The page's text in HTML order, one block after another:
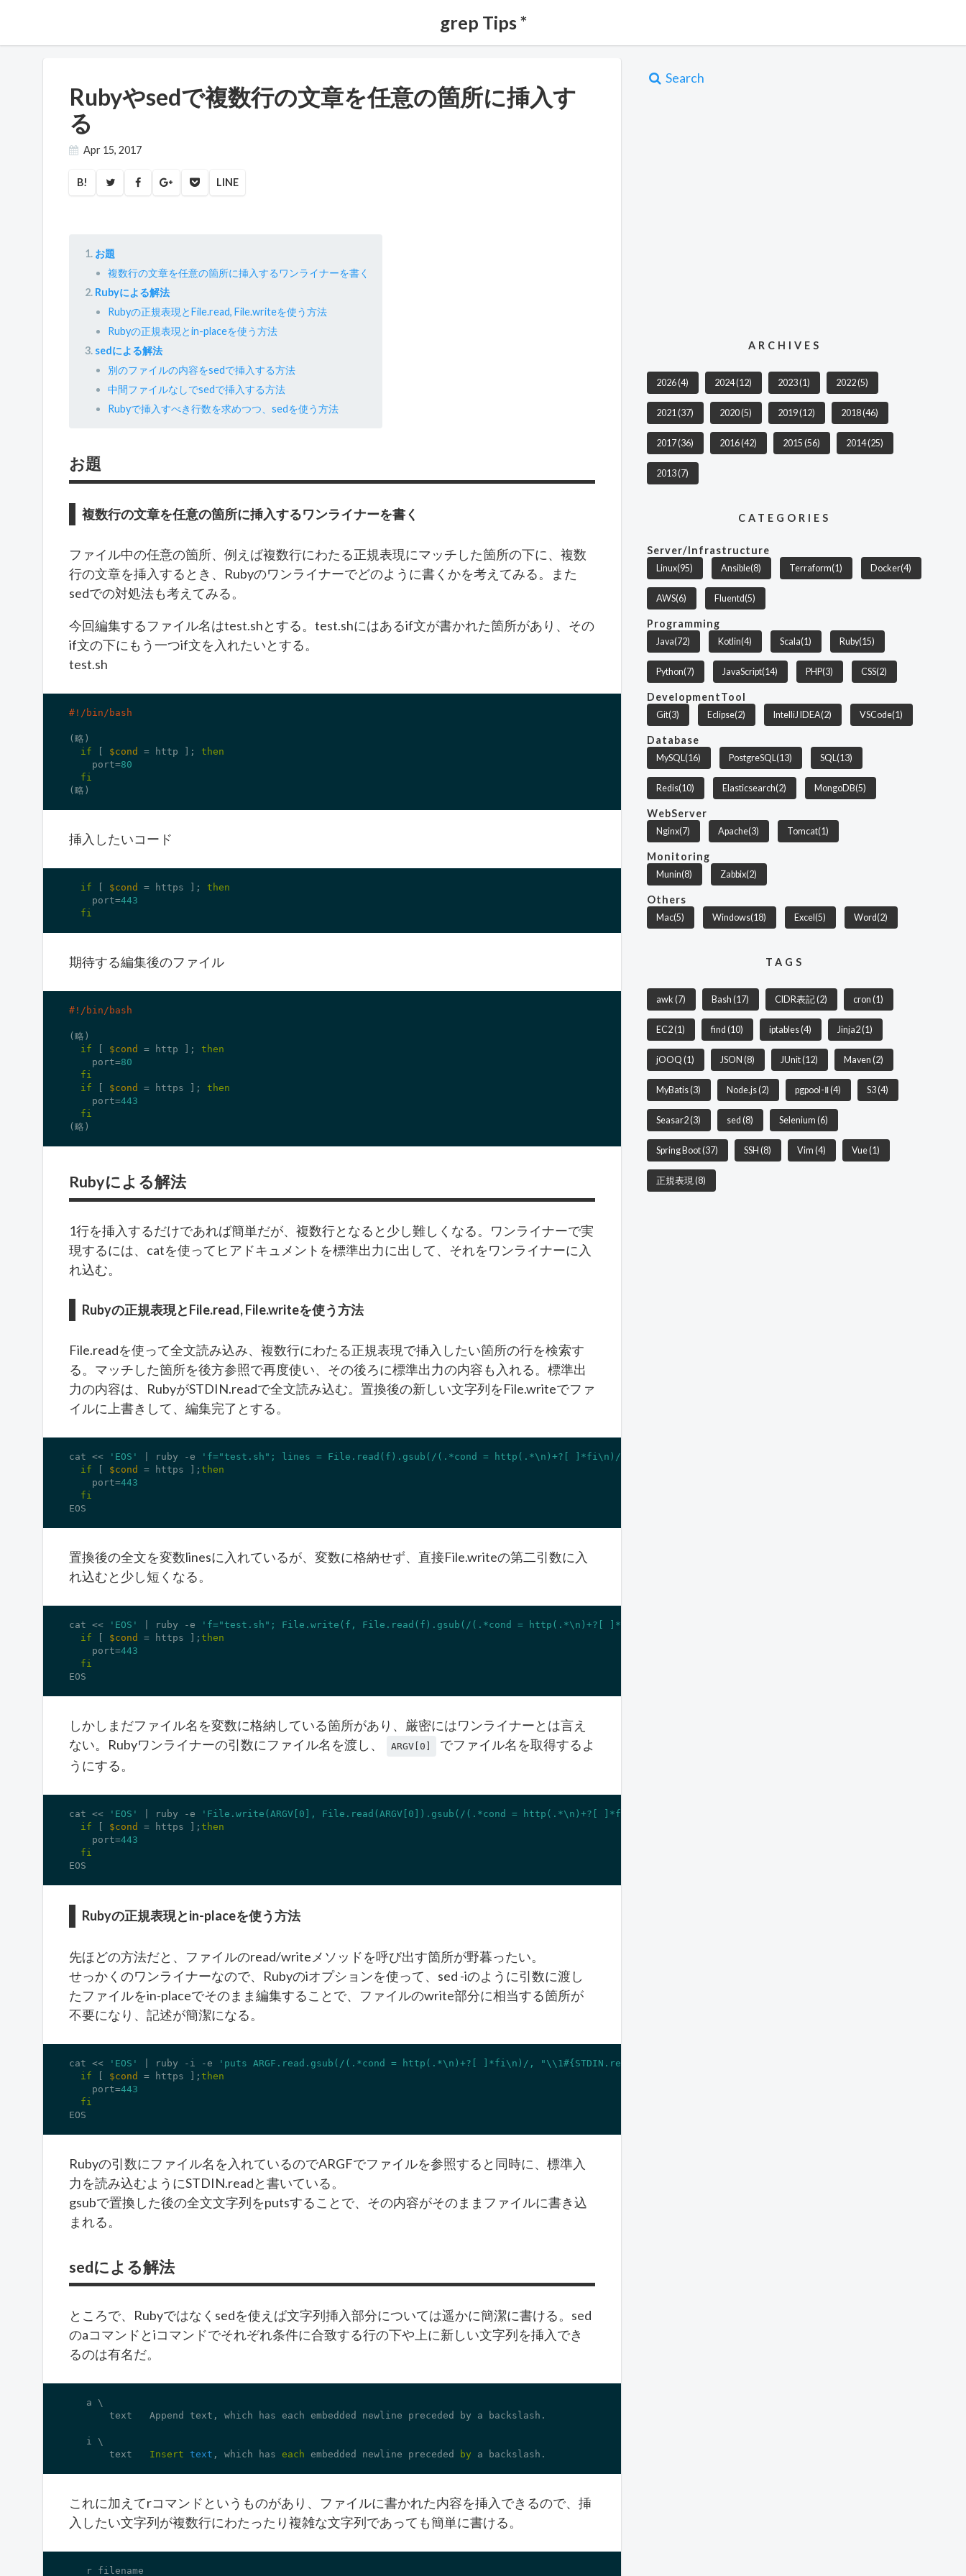
grep Tips *
Rubyやsedで複数行の文章を任意の箇所に挿入す
る
Apr 15, 2017
B! LINE
お題
複数行の文章を任意の箇所に挿入するワンライナーを書く
Rubyによる解法
Rubyの正規表現とFile.read, File.writeを使う方法
Rubyの正規表現とin-placeを使う方法
sedによる解法
別のファイルの内容をsedで挿入する方法
中間ファイルなしでsedで挿入する方法
Rubyで挿入すべき行数を求めつつ、sedを使う方法
お題
複数行の文章を任意の箇所に挿入するワンライナーを書く
ファイル中の任意の箇所、例えば複数行にわたる正規表現にマッチした箇所の下に、複数
行の文章を挿入するとき、Rubyのワンライナーでどのように書くかを考えてみる。また
sedでの対処法も考えてみる。
今回編集するファイル名はtest.shとする。test.shにはあるif文が書かれた箇所があり、その
if文の下にもう一つif文を入れたいとする。
test.sh
(略)
if
$cond = http ]; then
    port=
80
fi
(略)
挿入したいコード
if $cond = https ]; then
    port=
443
fi
期待する編集後のファイル
(略)
if
$cond = http ]; then
    port=
80
fi
if
$cond = https ]; then
    port=
443
fi
(略)
Rubyによる解法
1行を挿入するだけであれば簡単だが、複数行となると少し難しくなる。ワンライナーで実
現するには、catを使ってヒアドキュメントを標準出力に出して、それをワンライナーに入
れ込む。
Rubyの正規表現とFile.read, File.writeを使う方法
File.readを使って全文読み込み、複数行にわたる正規表現で挿入したい箇所の行を検索す
る。マッチした箇所を後方参照で再度使い、その後ろに標準出力の内容も入れる。標準出
力の内容は、RubyがSTDIN.readで全文読み込む。置換後の新しい文字列をFile.writeでファ
イルに上書きして、編集完了とする。
cat << 'EOS' | ruby -e
'f="test.sh"; lines = File.read(f).gsub(/(.*cond = http(.*\n)+?[ ]*fi\n)/, "\\1#{STDIN.read}"); File.write(f, lines)'
if
$cond = https ]; then
    port=
443
fi
EOS
置換後の全文を変数linesに入れているが、変数に格納せず、直接File.writeの第二引数に入
れ込むと少し短くなる。
cat << 'EOS' | ruby -e
'f="test.sh"; File.write(f, File.read(f).gsub(/(.*cond = http(.*\n)+?[ ]*fi\n)/, "\\1#{STDIN.read}"))'
if
$cond = https ]; then
    port=
443
fi
EOS
しかしまだファイル名を変数に格納している箇所があり、厳密にはワンライナーとは言え
ない。Rubyワンライナーの引数にファイル名を渡し、
ARGV[0]
でファイル名を取得するよ
うにする。
cat << 'EOS' | ruby -e 'File.write(ARGV[0], File.read(ARGV[0]).gsub(/(.*cond = http(.*\n)+?[ ]*fi\n)/, "\\1#{STDIN.read}"))'
if
$cond = https ]; then
    port=
443
fi
EOS
Rubyの正規表現とin-placeを使う方法
先ほどの方法だと、ファイルのread/writeメソッドを呼び出す箇所が野暮ったい。
せっかくのワンライナーなので、Rubyのiオプションを使って、sed -iのように引数に渡し
たファイルをin-placeでそのまま編集することで、ファイルのwrite部分に相当する箇所が
不要になり、記述が簡潔になる。
cat << 'EOS' | ruby -i -e 'puts ARGF.read.gsub(/(.*cond = http(.*\n)+?[ ]*fi\n)/, "\\1#{STDIN.read}")'
if [ $cond = https ]; then
    port=
443
fi
EOS
Rubyの引数にファイル名を入れているのでARGFでファイルを参照すると同時に、標準入
力を読み込むようにSTDIN.readと書いている。
gsubで置換した後の全文文字列をputsすることで、その内容がそのままファイルに書き込
まれる。
sedによる解法
ところで、Rubyではなくsedを使えば文字列挿入部分については遥かに簡潔に書ける。sed
のaコマンドとiコマンドでそれぞれ条件に合致する行の下や上に新しい文字列を挿入でき
るのは有名だ。
   a \
       text   Append text, which has each embedded newline preceded by a backslash.
   i \
       text
Insert text , which has each embedded newline preceded by a backslash.
これに加えてrコマンドというものがあり、ファイルに書かれた内容を挿入できるので、挿
入したい文字列が複数行にわたったり複雑な文字列であっても簡単に書ける。
   r filename
Search
ARCHIVES
2026(4) 2024(12) 2023(1) 2022(5)
2021(37) 2020(5) 2019(12) 2018(46)
2017(36) 2016(42) 2015(56) 2014(25)
2013(7)
CATEGORIES
Server/Infrastructure
Linux(95) Ansible(8) Terraform(1) Docker(4)
AWS(6) Fluentd(5)
Programming
Java(72) Kotlin(4) Scala(1) Ruby(15)
Python(7) JavaScript(14) PHP(3) CSS(2)
DevelopmentTool
Git(3) Eclipse(2) IntelliJ IDEA(2) VSCode(1)
Database
MySQL(16) PostgreSQL(13) SQL(13)
Redis(10) Elasticsearch(2) MongoDB(5)
WebServer
Nginx(7) Apache(3) Tomcat(1)
Monitoring
Munin(8) Zabbix(2)
Others
Mac(5) Windows(18) Excel(5) Word(2)
TAGS
awk(7) Bash(17) CIDR表記(2) cron(1)
EC2(1) find(10) iptables(4) Jinja2(1)
jOOQ(1) JSON(8) JUnit(12) Maven(2)
MyBatis(3) Node.js(2) pgpool-Ⅱ(4) S3(4)
Seasar2(3) sed(8) Selenium(6)
Spring Boot(37) SSH(8) Vim(4) Vue(1)
正規表現(8)